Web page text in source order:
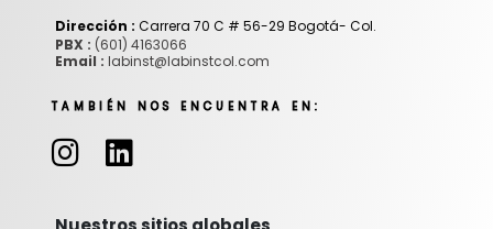
Dirección : Carrera 70 C # 56-29 Bogotá- Col.
PBX : (601) 4163066
Email : labinst@labinstcol.com
TAMBIÉN NOS ENCUENTRA EN:
I
n
L
i